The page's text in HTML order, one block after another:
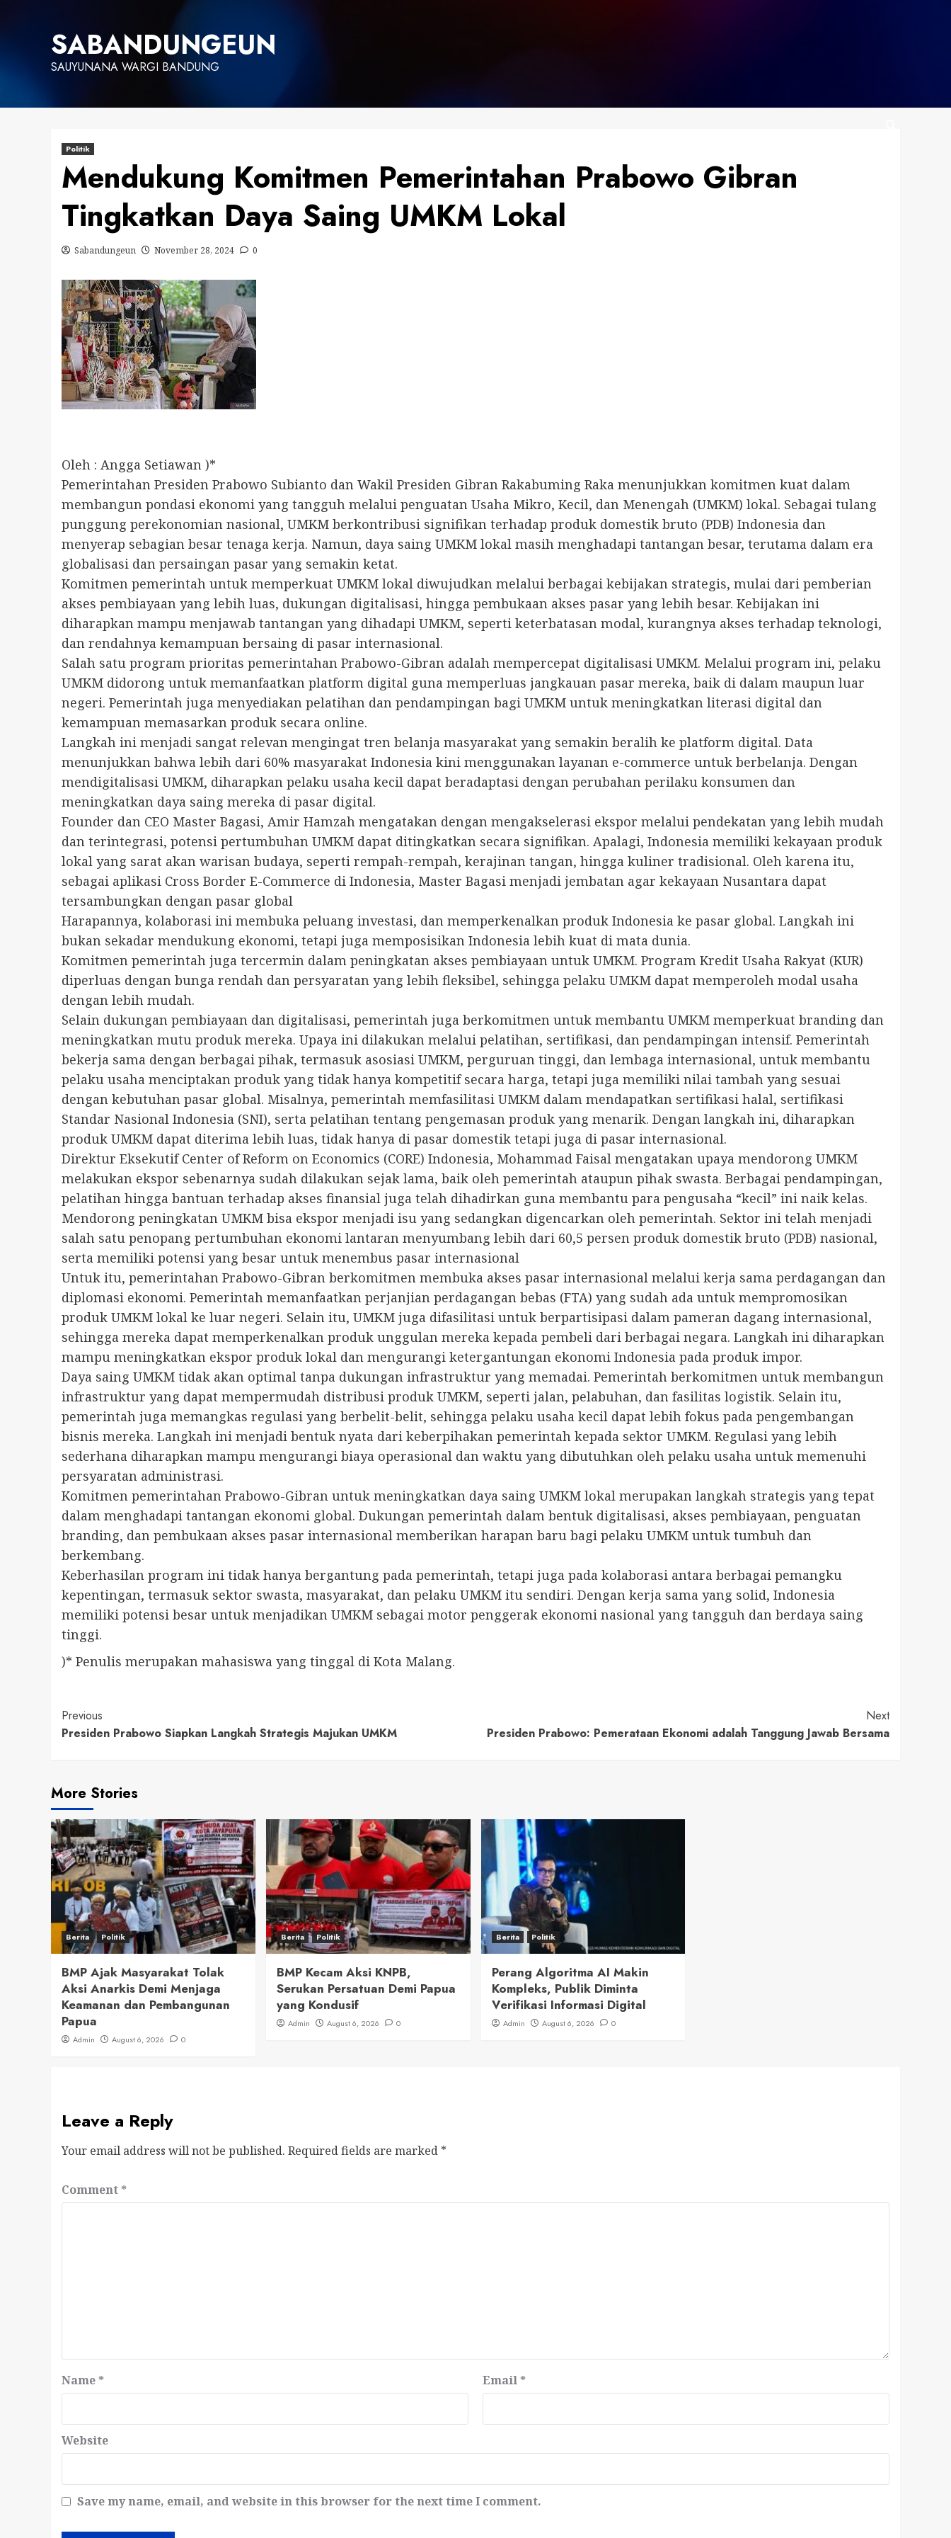
SABANDUNGEUN
SAUYUNANA WARGI BANDUNG
Politik
Mendukung Komitmen Pemerintahan Prabowo Gibran
Tingkatkan Daya Saing UMKM Lokal
Sabandungeun November 28, 2024 0
Oleh : Angga Setiawan )*
Pemerintahan Presiden Prabowo Subianto dan Wakil Presiden Gibran Rakabuming Raka menunjukkan komitmen kuat dalam
membangun pondasi ekonomi yang tangguh melalui penguatan Usaha Mikro, Kecil, dan Menengah (UMKM) lokal. Sebagai tulang
punggung perekonomian nasional, UMKM berkontribusi signifikan terhadap produk domestik bruto (PDB) Indonesia dan
menyerap sebagian besar tenaga kerja. Namun, daya saing UMKM lokal masih menghadapi tantangan besar, terutama dalam era
globalisasi dan persaingan pasar yang semakin ketat.
Komitmen pemerintah untuk memperkuat UMKM lokal diwujudkan melalui berbagai kebijakan strategis, mulai dari pemberian
akses pembiayaan yang lebih luas, dukungan digitalisasi, hingga pembukaan akses pasar yang lebih besar. Kebijakan ini
diharapkan mampu menjawab tantangan yang dihadapi UMKM, seperti keterbatasan modal, kurangnya akses terhadap teknologi,
dan rendahnya kemampuan bersaing di pasar internasional.
Salah satu program prioritas pemerintahan Prabowo-Gibran adalah mempercepat digitalisasi UMKM. Melalui program ini, pelaku
UMKM didorong untuk memanfaatkan platform digital guna memperluas jangkauan pasar mereka, baik di dalam maupun luar
negeri. Pemerintah juga menyediakan pelatihan dan pendampingan bagi UMKM untuk meningkatkan literasi digital dan
kemampuan memasarkan produk secara online.
Langkah ini menjadi sangat relevan mengingat tren belanja masyarakat yang semakin beralih ke platform digital. Data
menunjukkan bahwa lebih dari 60% masyarakat Indonesia kini menggunakan layanan e-commerce untuk berbelanja. Dengan
mendigitalisasi UMKM, diharapkan pelaku usaha kecil dapat beradaptasi dengan perubahan perilaku konsumen dan
meningkatkan daya saing mereka di pasar digital.
Founder dan CEO Master Bagasi, Amir Hamzah mengatakan dengan mengakselerasi ekspor melalui pendekatan yang lebih mudah
dan terintegrasi, potensi pertumbuhan UMKM dapat ditingkatkan secara signifikan. Apalagi, Indonesia memiliki kekayaan produk
lokal yang sarat akan warisan budaya, seperti rempah-rempah, kerajinan tangan, hingga kuliner tradisional. Oleh karena itu,
sebagai aplikasi Cross Border E-Commerce di Indonesia, Master Bagasi menjadi jembatan agar kekayaan Nusantara dapat
tersambungkan dengan pasar global
Harapannya, kolaborasi ini membuka peluang investasi, dan memperkenalkan produk Indonesia ke pasar global. Langkah ini
bukan sekadar mendukung ekonomi, tetapi juga memposisikan Indonesia lebih kuat di mata dunia.
Komitmen pemerintah juga tercermin dalam peningkatan akses pembiayaan untuk UMKM. Program Kredit Usaha Rakyat (KUR)
diperluas dengan bunga rendah dan persyaratan yang lebih fleksibel, sehingga pelaku UMKM dapat memperoleh modal usaha
dengan lebih mudah.
Selain dukungan pembiayaan dan digitalisasi, pemerintah juga berkomitmen untuk membantu UMKM memperkuat branding dan
meningkatkan mutu produk mereka. Upaya ini dilakukan melalui pelatihan, sertifikasi, dan pendampingan intensif. Pemerintah
bekerja sama dengan berbagai pihak, termasuk asosiasi UMKM, perguruan tinggi, dan lembaga internasional, untuk membantu
pelaku usaha menciptakan produk yang tidak hanya kompetitif secara harga, tetapi juga memiliki nilai tambah yang sesuai
dengan kebutuhan pasar global. Misalnya, pemerintah memfasilitasi UMKM dalam mendapatkan sertifikasi halal, sertifikasi
Standar Nasional Indonesia (SNI), serta pelatihan tentang pengemasan produk yang menarik. Dengan langkah ini, diharapkan
produk UMKM dapat diterima lebih luas, tidak hanya di pasar domestik tetapi juga di pasar internasional.
Direktur Eksekutif Center of Reform on Economics (CORE) Indonesia, Mohammad Faisal mengatakan upaya mendorong UMKM
melakukan ekspor sebenarnya sudah dilakukan sejak lama, baik oleh pemerintah ataupun pihak swasta. Berbagai pendampingan,
pelatihan hingga bantuan terhadap akses finansial juga telah dihadirkan guna membantu para pengusaha “kecil” ini naik kelas.
Mendorong peningkatan UMKM bisa ekspor menjadi isu yang sedangkan digencarkan oleh pemerintah. Sektor ini telah menjadi
salah satu penopang pertumbuhan ekonomi lantaran menyumbang lebih dari 60,5 persen produk domestik bruto (PDB) nasional,
serta memiliki potensi yang besar untuk menembus pasar internasional
Untuk itu, pemerintahan Prabowo-Gibran berkomitmen membuka akses pasar internasional melalui kerja sama perdagangan dan
diplomasi ekonomi. Pemerintah memanfaatkan perjanjian perdagangan bebas (FTA) yang sudah ada untuk mempromosikan
produk UMKM lokal ke luar negeri. Selain itu, UMKM juga difasilitasi untuk berpartisipasi dalam pameran dagang internasional,
sehingga mereka dapat memperkenalkan produk unggulan mereka kepada pembeli dari berbagai negara. Langkah ini diharapkan
mampu meningkatkan ekspor produk lokal dan mengurangi ketergantungan ekonomi Indonesia pada produk impor.
Daya saing UMKM tidak akan optimal tanpa dukungan infrastruktur yang memadai. Pemerintah berkomitmen untuk membangun
infrastruktur yang dapat mempermudah distribusi produk UMKM, seperti jalan, pelabuhan, dan fasilitas logistik. Selain itu,
pemerintah juga memangkas regulasi yang berbelit-belit, sehingga pelaku usaha kecil dapat lebih fokus pada pengembangan
bisnis mereka. Langkah ini menjadi bentuk nyata dari keberpihakan pemerintah kepada sektor UMKM. Regulasi yang lebih
sederhana diharapkan mampu mengurangi biaya operasional dan waktu yang dibutuhkan oleh pelaku usaha untuk memenuhi
persyaratan administrasi.
Komitmen pemerintahan Prabowo-Gibran untuk meningkatkan daya saing UMKM lokal merupakan langkah strategis yang tepat
dalam menghadapi tantangan ekonomi global. Dukungan pemerintah dalam bentuk digitalisasi, akses pembiayaan, penguatan
branding, dan pembukaan akses pasar internasional memberikan harapan baru bagi pelaku UMKM untuk tumbuh dan
berkembang.
Keberhasilan program ini tidak hanya bergantung pada pemerintah, tetapi juga pada kolaborasi antara berbagai pemangku
kepentingan, termasuk sektor swasta, masyarakat, dan pelaku UMKM itu sendiri. Dengan kerja sama yang solid, Indonesia
memiliki potensi besar untuk menjadikan UMKM sebagai motor penggerak ekonomi nasional yang tangguh dan berdaya saing
tinggi.
)* Penulis merupakan mahasiswa yang tinggal di Kota Malang.
Continue
Reading
Previous
Presiden Prabowo Siapkan Langkah Strategis Majukan UMKM
Next
Presiden Prabowo: Pemerataan Ekonomi adalah Tanggung Jawab Bersama
More Stories
Berita Politik
BMP Ajak Masyarakat Tolak
Aksi Anarkis Demi Menjaga
Keamanan dan Pembangunan
Papua
Admin August 6, 2026 0
Berita Politik
BMP Kecam Aksi KNPB,
Serukan Persatuan Demi Papua
yang Kondusif
Admin August 6, 2026 0
Berita Politik
Perang Algoritma AI Makin
Kompleks, Publik Diminta
Verifikasi Informasi Digital
Admin August 6, 2026 0
Leave a Reply
Your email address will not be published. Required fields are marked *
Comment *
Name * Email *
Website
Save my name, email, and website in this browser for the next time I comment.